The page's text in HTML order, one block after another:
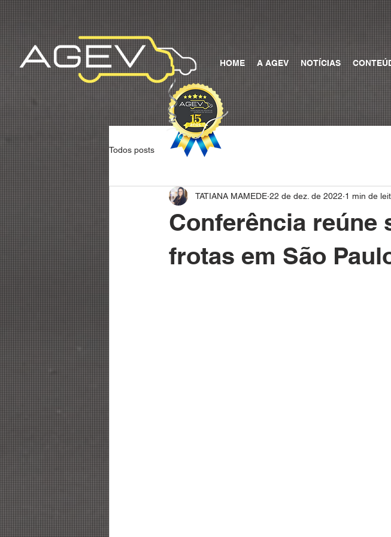
HOME A AGEV NOTÍCIAS
Todos posts
Conferência reúne
frotas em São
TATIANA MAMEDE 22 de dez. de 2022 1 min de